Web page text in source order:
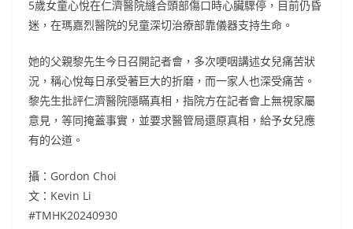
5歲女童心悅在仁濟醫院縫合頭部傷口時心臟驟停，目前仍昏
迷，在瑪嘉烈醫院的兒童深切治療部靠儀器支持生命。
她的父親黎先生今日召開記者會，多次哽咽講述女兒痛苦狀
況，稱心悅每日承受著巨大的折磨，而一家人也深受痛苦。
黎先生批評仁濟醫院隱瞞真相，指院方在記者會上無視家屬
意見，等同掩蓋事實，並要求醫管局還原真相，給予女兒應
有的公道。
攝：Gordon Choi
文：Kevin Li
#TMHK20240930